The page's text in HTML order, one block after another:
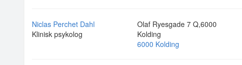
Niclas Perchet Dahl
Klinisk psykolog
Olaf Ryesgade 7 Q,6000
Kolding
6000 Kolding